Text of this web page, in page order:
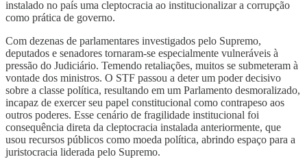
instalado no país uma cleptocracia ao institucionalizar a corrupção
como prática de governo.
Com dezenas de parlamentares investigados pelo Supremo,
deputados e senadores tornaram-se especialmente vulneráveis à
pressão do Judiciário. Temendo retaliações, muitos se submeteram à
vontade dos ministros. O STF passou a deter um poder decisivo
sobre a classe política, resultando em um Parlamento desmoralizado,
incapaz de exercer seu papel constitucional como contrapeso aos
outros poderes. Esse cenário de fragilidade institucional foi
consequência direta da cleptocracia instalada anteriormente, que
usou recursos públicos como moeda política, abrindo espaço para a
juristocracia liderada pelo Supremo.